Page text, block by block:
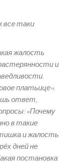
все таки
жалость
и
платьице».
ответ,
«Почему
в такие
и жалость
дней не
постановка